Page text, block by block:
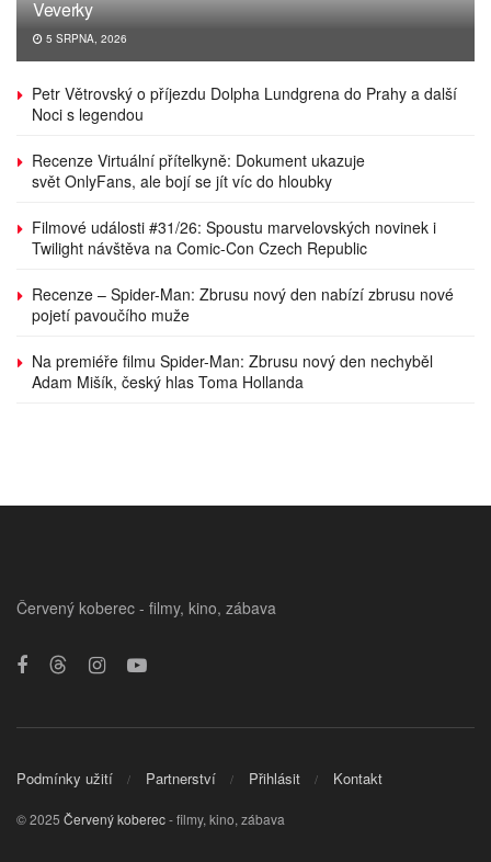
Veverky
5 SRPNA, 2026
Petr Větrovský o příjezdu Dolpha Lundgrena do Prahy a další
Noci s legendou
Recenze Virtuální přítelkyně: Dokument ukazuje
svět OnlyFans, ale bojí se jít víc do hloubky
Filmové události #31/26: Spoustu marvelovských novinek i
Twilight návštěva na Comic-Con Czech Republic
Recenze – Spider-Man: Zbrusu nový den nabízí zbrusu nové
pojetí pavoučího muže
Na premiéře filmu Spider-Man: Zbrusu nový den nechyběl
Adam Mišík, český hlas Toma Hollanda
Červený koberec - filmy, kino, zábava
Podmínky užití Partnerství Přihlásit Kontakt
© 2025 Červený koberec- filmy, kino, zábava